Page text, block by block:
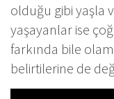
olduğu gibi yaşla
yaşayanlar ise
farkında bile
belirtilerine de